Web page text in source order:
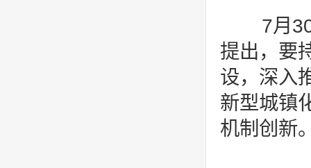
7月30
提出，要
设，深入
新型城镇
机制创新